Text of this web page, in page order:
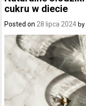
cukru w diecie
Posted on 28 lipca 2024 by